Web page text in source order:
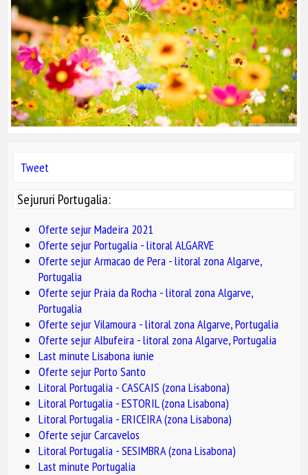
Tweet
Sejururi Portugalia:
Oferte sejur Madeira 2021
Oferte sejur Portugalia - litoral ALGARVE
Oferte sejur Armacao de Pera - litoral zona Algarve,
Portugalia
Oferte sejur Praia da Rocha - litoral zona Algarve,
Portugalia
Oferte sejur Vilamoura - litoral zona Algarve, Portugalia
Oferte sejur Albufeira - litoral zona Algarve, Portugalia
Last minute Lisabona iunie
Oferte sejur Porto Santo
Litoral Portugalia - CASCAIS (zona Lisabona)
Litoral Portugalia - ESTORIL (zona Lisabona)
Litoral Portugalia - ERICEIRA (zona Lisabona)
Oferte sejur Carcavelos
Litoral Portugalia - SESIMBRA (zona Lisabona)
Last minute Portugalia